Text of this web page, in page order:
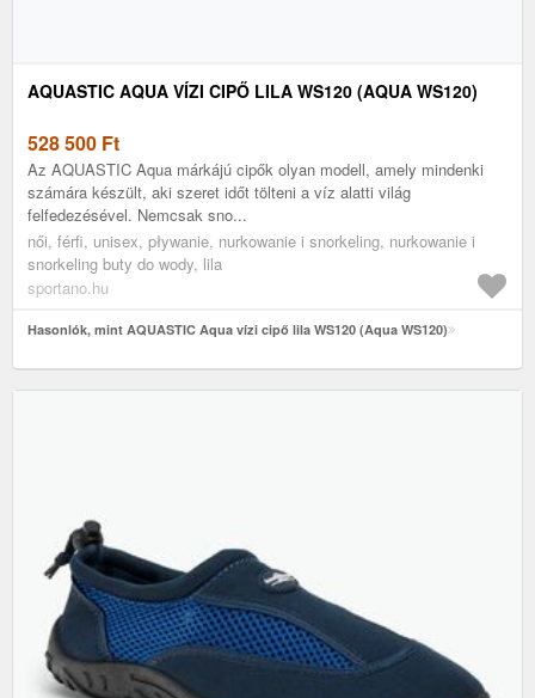
AQUASTIC AQUA VÍZI CIPŐ LILA WS120 (AQUA WS120)
528 500 Ft
Az AQUASTIC Aqua márkájú cipők olyan modell, amely mindenki
számára készült, aki szeret időt tölteni a víz alatti világ
felfedezésével. Nemcsak sno...
női, férfi, unisex, pływanie, nurkowanie i snorkeling, nurkowanie i
snorkeling buty do wody, lila
sportano.hu
Hasonlók, mint AQUASTIC Aqua vízi cipő lila WS120 (Aqua WS120)